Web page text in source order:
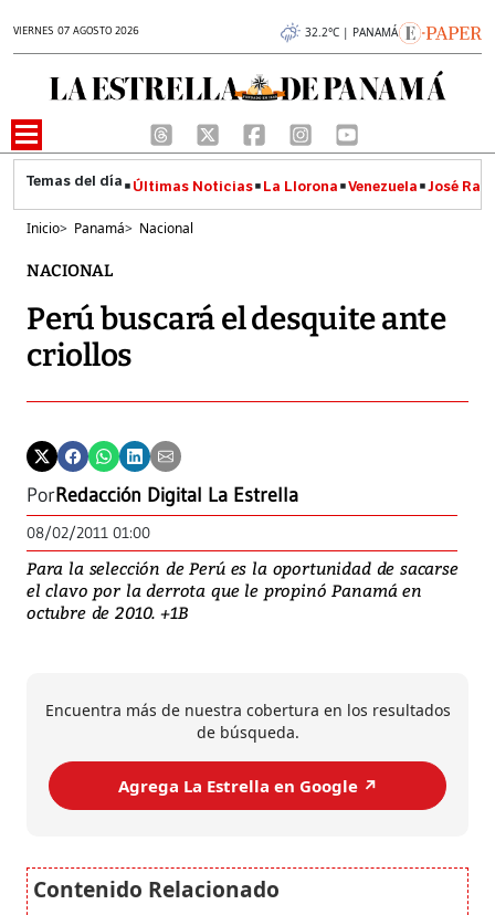
VIERNES 07 AGOSTO 2026 32.2°C | PANAMÁ
Últimas Noticias La Llorona Venezuela José
Inicio> Panamá> Nacional
NACIONAL
Perú buscará el desquite ante
criollos
PorRedacción Digital La Estrella
08/02/2011 01:00
Para la selección de Perú es la oportunidad de sacarse
el clavo por la derrota que le propinó Panamá en
octubre de 2010. +1B
Encuentra más de nuestra cobertura en los resultados
de búsqueda.
Agrega La Estrella en Google ↗️